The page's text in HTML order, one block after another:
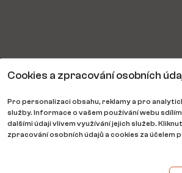
Cookies a zpracování osobních
Pro personalizaci obsahu, reklamy a pro
služby. Informace o vašem používání webu
dalšími údaji vlivem využívání jejich služeb.
zpracování osobních údajů a cookies za účelem